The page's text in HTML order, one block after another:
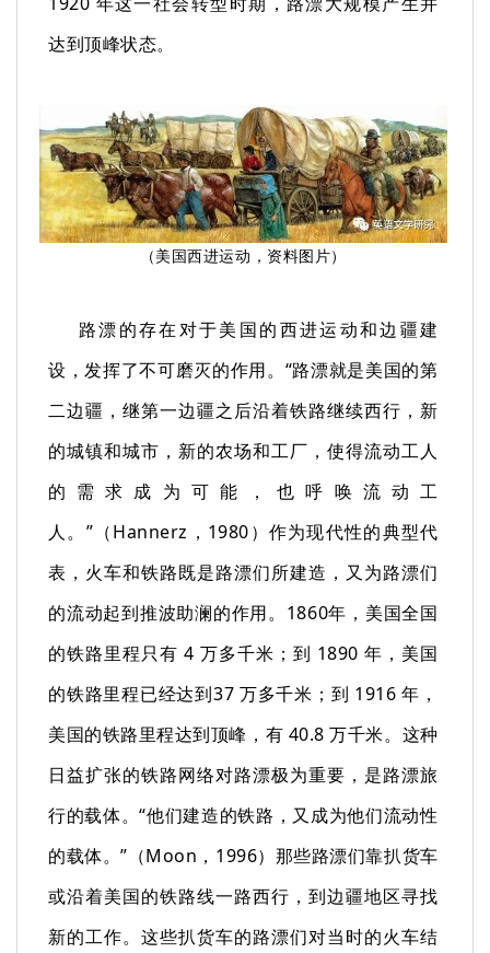
达到顶峰状态。
（美国西进运动，资料图片）
路漂的存在对于美国的西进运动和边疆建
设，发挥了不可磨灭的作用。“路漂就是美国的第
二边疆，继第一边疆之后沿着铁路继续西行，新
的城镇和城市，新的农场和工厂，使得流动工人
的需求成为可能，也呼唤流动工
人。”（Hannerz，1980）作为现代性的典型代
表，火车和铁路既是路漂们所建造，又为路漂们
的流动起到推波助澜的作用。1860年，美国全国
的铁路里程只有 4 万多千米；到 1890 年，美国
的铁路里程已经达到37 万多千米；到 1916 年，
美国的铁路里程达到顶峰，有 40.8 万千米。这种
日益扩张的铁路网络对路漂极为重要，是路漂旅
行的载体。“他们建造的铁路，又成为他们流动性
的载体。”（Moon，1996）那些路漂们靠扒货车
或沿着美国的铁路线一路西行，到边疆地区寻找
新的工作。这些扒货车的路漂们对当时的火车结